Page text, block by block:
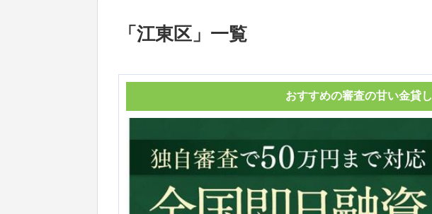
「 江東区 」 一覧
おすすめの審査の甘い金貸し